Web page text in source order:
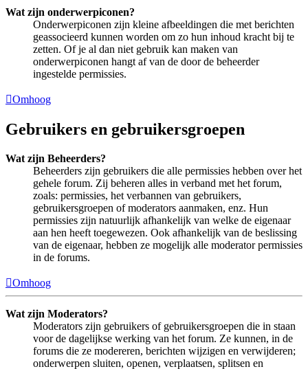
Wat zijn onderwerpiconen?
Onderwerpiconen zijn kleine afbeeldingen die met berichten
geassocieerd kunnen worden om zo hun inhoud kracht bij te
zetten. Of je al dan niet gebruik kan maken van
onderwerpiconen hangt af van de door de beheerder
ingestelde permissies.
Omhoog
Gebruikers en gebruikersgroepen
Wat zijn Beheerders?
Beheerders zijn gebruikers die alle permissies hebben over het
gehele forum. Zij beheren alles in verband met het forum,
zoals: permissies, het verbannen van gebruikers,
gebruikersgroepen of moderators aanmaken, enz. Hun
permissies zijn natuurlijk afhankelijk van welke de eigenaar
aan hen heeft toegewezen. Ook afhankelijk van de beslissing
van de eigenaar, hebben ze mogelijk alle moderator permissies
in de forums.
Omhoog
Wat zijn Moderators?
Moderators zijn gebruikers of gebruikersgroepen die in staan
voor de dagelijkse werking van het forum. Ze kunnen, in de
forums die ze modereren, berichten wijzigen en verwijderen;
onderwerpen sluiten, openen, verplaatsen, splitsen en